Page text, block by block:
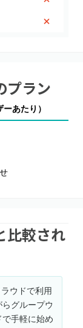
プラン
あたり）
較され
ラウドで利用
グループウ
手軽に始め